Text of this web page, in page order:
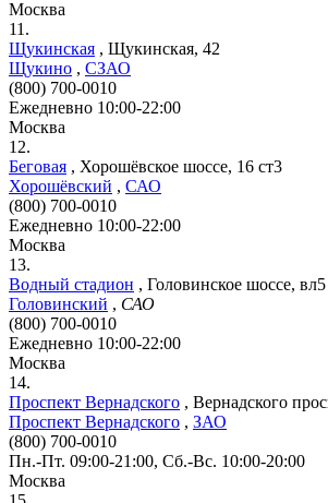
Москва
11.
Щукинская , Щукинская, 42
Щукино , СЗАО
(800) 700-0010
Ежедневно 10:00-22:00
Москва
12.
Беговая , Хорошёвское шоссе, 16 ст3
Хорошёвский , САО
(800) 700-0010
Ежедневно 10:00-22:00
Москва
13.
Водный стадион , Головинское шоссе, вл5
Головинский , САО
(800) 700-0010
Ежедневно 10:00-22:00
Москва
14.
Проспект Вернадского , Вернадского
Проспект Вернадского , ЗАО
(800) 700-0010
Пн.-Пт. 09:00-21:00, Сб.-Вс. 10:00-20:00
Москва